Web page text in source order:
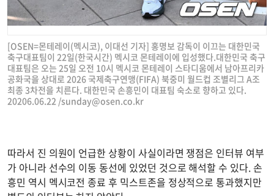
[OSEN=몬테레이(멕시코), 이대선 기자] 홍명보 감독이 이끄는 대한민국
축구대표팀이 22일(한국시간) 멕시코 몬테레이에 입성했다.대한민국 축구
대표팀은 오는 25일 오전 10시 멕시코 몬테레이 스타디움에서 남아프리카
공화국을 상대로 2026 국제축구연맹(FIFA) 북중미 월드컵 조별리그 A조
최종 3차전을 치른다. 대한민국 손흥민이 대표팀 숙소로 향하고 있다.
20206.06.22 /sunday@osen.co.kr
따라서 진 의원이 언급한 상황이 사실이라면 쟁점은 인터뷰 여부
가 아니라 선수의 이동 동선에 있었던 것으로 해석할 수 있다. 손
흥민 역시 멕시코전 종료 후 믹스트존을 정상적으로 통과했지만